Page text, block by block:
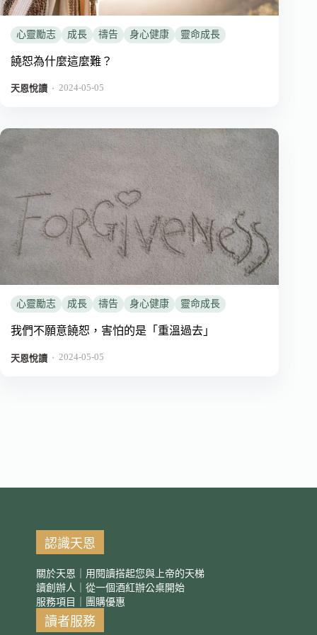
心靈勵志 成長 禱告 身心健康 靈命成長
饒恕為什麼這麼難？
天恩悅讀 ． 2024-05-05
心靈勵志 成長 禱告 身心健康 靈命成長
我們不願意饒恕，害怕的是「重溫過去」
天恩悅讀 ． 2024-05-05
認識天恩
關於天恩｜用閱讀搭起您與上帝的天梯
讀創辦人｜從一個酒紅辦公桌開始
服務項目｜團購優惠
讀者服務